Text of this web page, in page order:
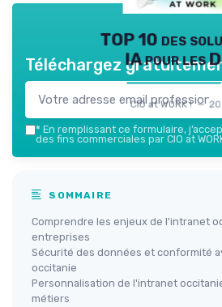
TOP 10 des
IA pour les
CIO at WORK ! —
Téléchargez
* En remplissant ce formulaire,
des fins commerciales par CIO at
SOMMAIRE
Comprendre les enjeux de l'intranet
entreprises
Sécurité des données et conformité
occitanie
Personnalisation de l'intranet
métiers